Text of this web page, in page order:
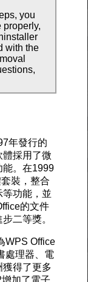
you
properly,
with the
年發行的
採用了微
能。在1999
裝，整合
等功能，並
的文件
二等獎。
WPS Office
處理器、電
得了更多
加了電子